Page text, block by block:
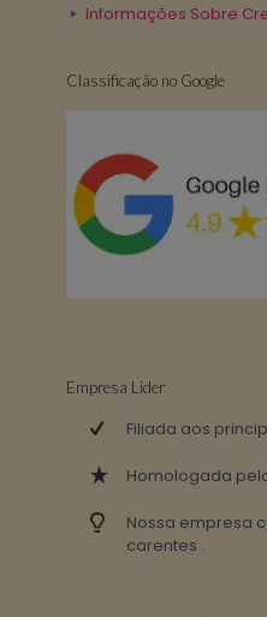
Informações Sobre
Classificação no Google
Empresa Lider
Filiada aos
Homologada
Nossa empresa
carentes .